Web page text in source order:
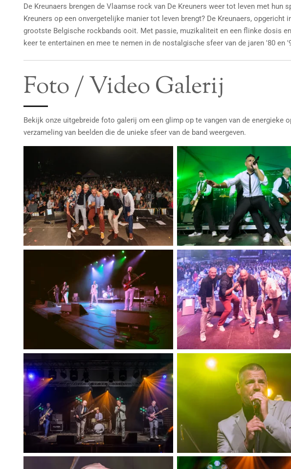
De Kreunaers brengen de Vlaamse rock van De Kreuners weer tot leven met
Kreuners op een onvergetelijke manier tot leven brengt? De Kreunaers,
grootste Belgische rockbands ooit. Met passie, muzikaliteit en een flinke dosis
keer te entertainen en mee te nemen in de nostalgische sfeer van de jaren '80 en
Foto / Video Galerij
Bekijk onze uitgebreide foto galerij om een glimp op te vangen van de
verzameling van beelden die de unieke sfeer van de band weergeven.